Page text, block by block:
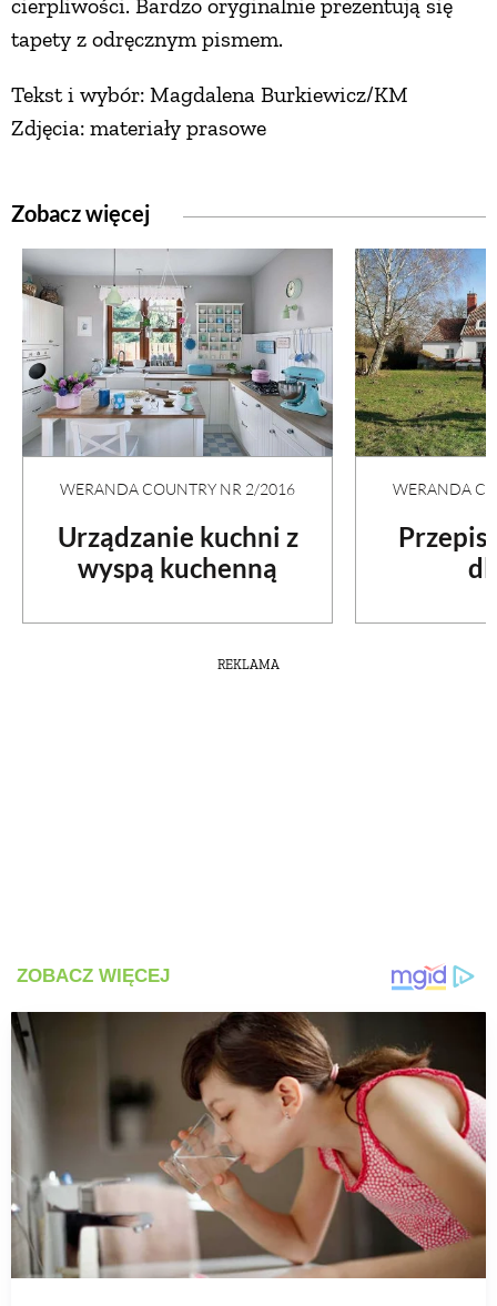
cierpliwości. Bardzo oryginalnie prezentują się
tapety z odręcznym pismem.
Tekst i wybór: Magdalena Burkiewicz/KM
Zdjęcia: materiały prasowe
Zobacz więcej
WERANDA COUNTRY NR 2/2016
Urządzanie kuchni z
wyspą kuchenną
WERANDA
REKLAMA